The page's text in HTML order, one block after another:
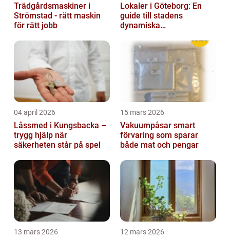
Trädgårdsmaskiner i
Strömstad - rätt maskin
för rätt jobb
Lokaler i Göteborg: En
guide till stadens
dynamiska
04 april 2026
Låssmed i Kungsbacka –
trygg hjälp när
säkerheten står på spel
15 mars 2026
Vakuumpåsar smart
förvaring som sparar
både mat och pengar
13 mars 2026 12 mars 2026